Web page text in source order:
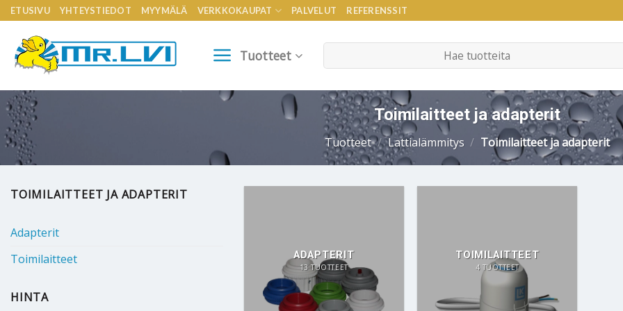
Skip
to
content
ETUSIVU YHTEYSTIEDOT MYYMÄLÄ VERKKOKAUPAT PALVELUT REFERENSSIT
Tuotteet
Toimilaitteet ja adapterit
Tuotteet / Lattialämmitys / Toimilaitteet ja adapterit
TOIMILAITTEET JA ADAPTERIT
Adapterit
Toimilaitteet
HINTA
ADAPTERIT
13 TUOTTEET
TOIMILAITTEET
4 TUOTTEET